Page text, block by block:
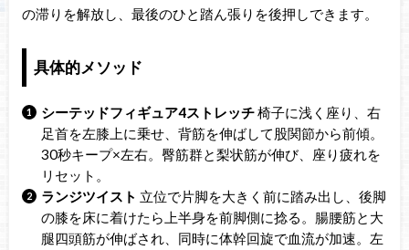
の滞りを解放し、最後のひと踏ん張りを後押しできます。
具体的メソッド
シーテッドフィギュア4ストレッチ椅子に浅く座り、右
足首を左膝上に乗せ、背筋を伸ばして股関節から前傾。
30秒キープ×左右。臀筋群と梨状筋が伸び、座り疲れを
リセット。
ランジツイスト 立位で片脚を大きく前に踏み出し、後脚
の膝を床に着けたら上半身を前脚側に捻る。腸腰筋と大
腿四頭筋が伸ばされ、同時に体幹回旋で血流が加速。左